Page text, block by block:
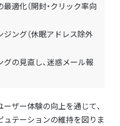
適化（開封・クリック率向
ング（休眠アドレス除外
の見直し、迷惑メール報
ザー体験の向上を通じて、
テーションの維持を図りま